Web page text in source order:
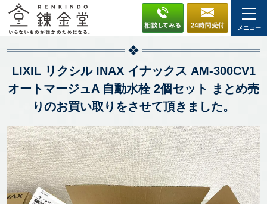
メニュー
LIXIL リクシル INAX イナックス AM-300CV1
オートマージュA 自動水栓 2個セット まとめ売
りのお買い取りをさせて頂きました。